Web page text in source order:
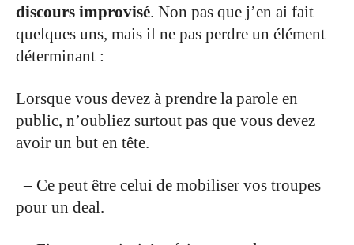
discours improvisé. Non pas que j’en ai fait
quelques uns, mais il ne pas perdre un élément
déterminant :
Lorsque vous devez à prendre la parole en
public, n’oubliez surtout pas que vous devez
avoir un but en tête.
– Ce peut être celui de mobiliser vos troupes
pour un deal.